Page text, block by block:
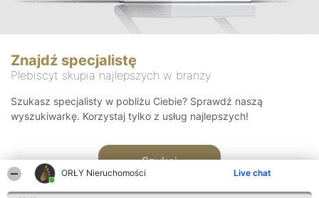
ORŁY Nieruchomości Live chat
Znajdź specjalistę
Plebiscyt skupia najlepszych w branży
Szukasz specjalisty w pobliżu Ciebie? Sprawdź naszą
wyszukiwarkę. Korzystaj tylko z usług najlepszych!
Szukaj